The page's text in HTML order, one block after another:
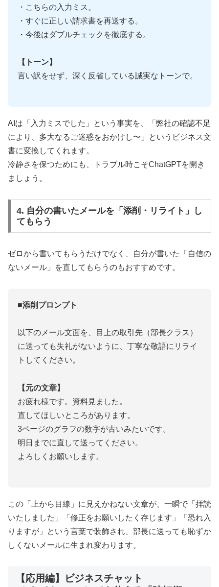
・こちらの入力ミス。
・すぐに正しい請求書を再送する。
・今後はダブルチェックを徹底する。
【トーン】
言い訳をせず、深く反省している誠実なトーンで。
AIは「入力ミスでした」という事実を、「弊社の確認不足
により、多大なるご迷惑をおかけし〜」というビジネス文
書に変換してくれます。
冷静さを保つためにも、トラブル時こそChatGPTを開き
ましょう。
4. 自分の書いたメールを「添削・リライト」し
てもらう
ゼロから書いてもらうだけでなく、自分が書いた「自信の
ないメール」を直してもらうのもおすすめです。
■添削プロンプト
以下のメール文面を、目上の取引先（部長クラス）
に送っても失礼がないように、丁寧な敬語にリライ
トしてください。
【元の文章】
お疲れ様です。資料見ました。
直してほしいところがあります。
3ページのグラフの数字が古いみたいです。
明日までに直して送ってください。
よろしくお願いします。
この「上から目線」に見えかねない文章が、一瞬で「拝読
いたしました」「修正をお願いしたく存じます」「恐れ入
りますが」という言葉で装飾され、部長に送っても恥ずか
しくないメールに生まれ変わります。
【応用編】ビジネスチャット